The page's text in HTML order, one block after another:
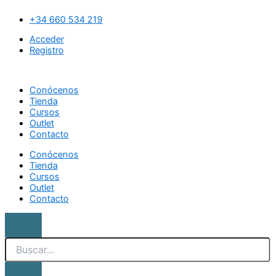
contenido
+34 660 534 219
Acceder
Registro
Conócenos
Tienda
Cursos
Outlet
Contacto
Conócenos
Tienda
Cursos
Outlet
Contacto
rosa
cantidad